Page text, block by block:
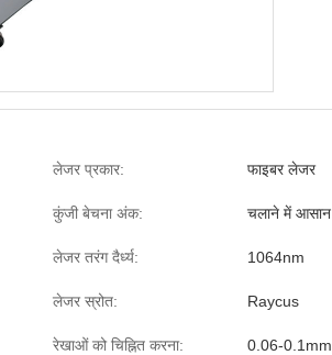
लेजर प्रकार: फाइबर लेजर
कुंजी बेचना अंक: चलाने में आसान
लेजर तरंग दैर्ध्य: 1064nm
लेजर स्रोत: Raycus
रेखाओं को चिह्नित करना: 0.06-0.1mm